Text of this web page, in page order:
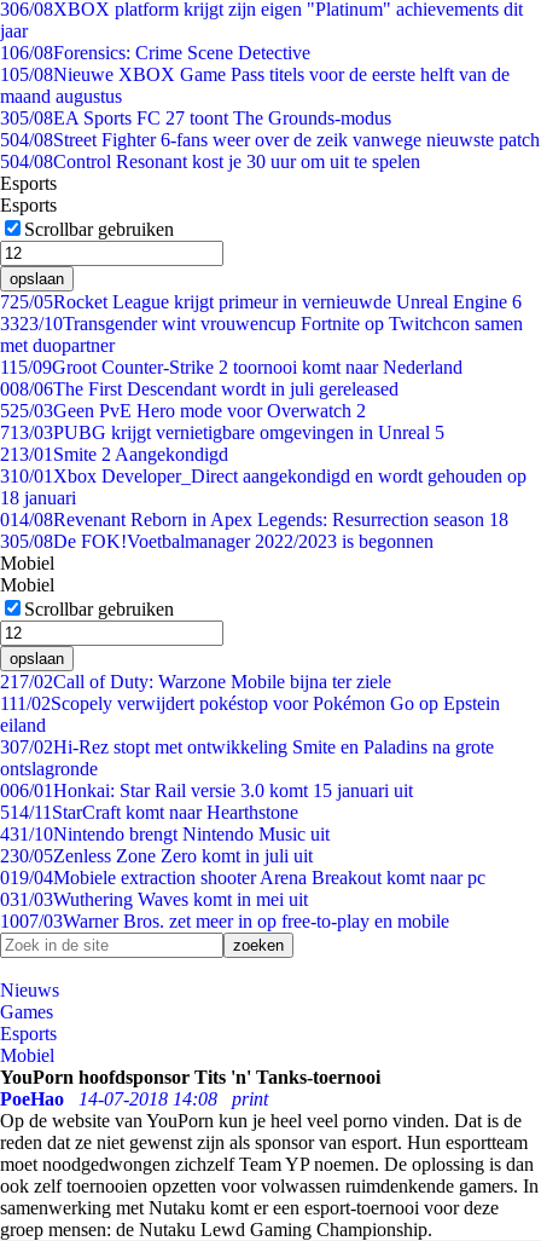
306/08XBOX platform krijgt zijn eigen "Platinum" achievements dit
jaar
106/08Forensics: Crime Scene Detective
105/08Nieuwe XBOX Game Pass titels voor de eerste helft van de
maand augustus
305/08EA Sports FC 27 toont The Grounds-modus
504/08Street Fighter 6-fans weer over de zeik vanwege nieuwste patch
504/08Control Resonant kost je 30 uur om uit te spelen
Esports
Esports
Scrollbar gebruiken
opslaan
725/05Rocket League krijgt primeur in vernieuwde Unreal Engine 6
3323/10Transgender wint vrouwencup Fortnite op Twitchcon samen
met duopartner
115/09Groot Counter-Strike 2 toornooi komt naar Nederland
008/06The First Descendant wordt in juli gereleased
525/03Geen PvE Hero mode voor Overwatch 2
713/03PUBG krijgt vernietigbare omgevingen in Unreal 5
213/01 Smite 2 Aangekondigd
310/01 Xbox Developer_Direct aangekondigd en wordt gehouden op
18 januari
014/08Revenant Reborn in Apex Legends: Resurrection season 18
305/08De FOK!Voetbalmanager 2022/2023 is begonnen
Mobiel
Mobiel
Scrollbar gebruiken
opslaan
217/02Call of Duty: Warzone Mobile bijna ter ziele
111/02Scopely verwijdert pokéstop voor Pokémon Go op Epstein
eiland
307/02Hi-Rez stopt met ontwikkeling Smite en Paladins na grote
ontslagronde
006/01Honkai: Star Rail versie 3.0 komt 15 januari uit
514/11 StarCraft komt naar Hearthstone
431/10Nintendo brengt Nintendo Music uit
230/05Zenless Zone Zero komt in juli uit
019/04Mobiele extraction shooter Arena Breakout komt naar pc
031/03Wuthering Waves komt in mei uit
1007/03Warner Bros. zet meer in op free-to-play en mobile
Nieuws
Games
Esports
Mobiel
YouPorn hoofdsponsor Tits 'n' Tanks-toernooi
PoeHao
14-07-2018 14:08
print
Op de website van YouPorn kun je heel veel porno vinden. Dat is de
reden dat ze niet gewenst zijn als sponsor van esport. Hun esportteam
moet noodgedwongen zichzelf Team YP noemen. De oplossing is dan
ook zelf toernooien opzetten voor volwassen ruimdenkende gamers. In
samenwerking met Nutaku komt er een esport-toernooi voor deze
groep mensen: de Nutaku Lewd Gaming Championship.